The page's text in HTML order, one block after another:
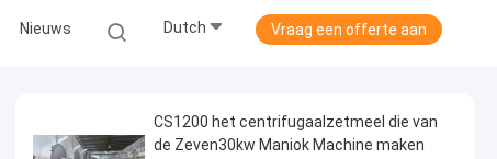
Nieuws Dutch Vraag een offerte aan
CS1200 het centrifugaalzetmeel die van
de Zeven30kw Maniok Machine maken